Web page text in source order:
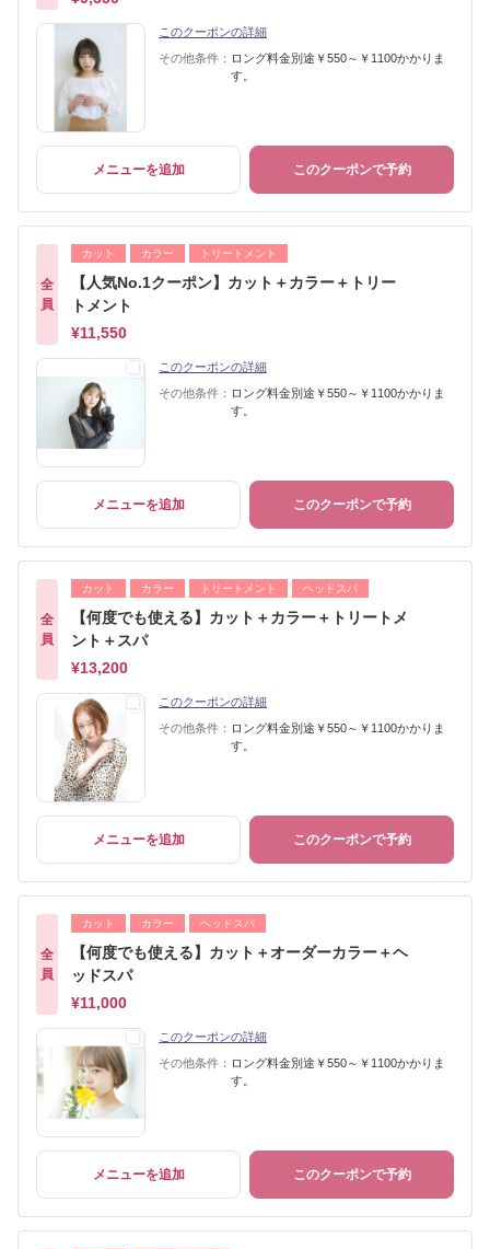
このクーポンの詳細
その他条件： ロング料金別途￥550～￥1100かかりま
す。
メニューを追加 このクーポンで予約
全
員
カット カラー トリートメント
【人気No.1クーポン】カット＋カラー＋トリー
トメント
¥11,550
このクーポンの詳細
その他条件： ロング料金別途￥550～￥1100かかりま
す。
メニューを追加 このクーポンで予約
全
員
カット カラー トリートメント ヘッドスパ
【何度でも使える】カット＋カラー＋トリートメ
ント＋スパ
¥13,200
このクーポンの詳細
その他条件： ロング料金別途￥550～￥1100かかりま
す。
メニューを追加 このクーポンで予約
全
員
カット カラー ヘッドスパ
【何度でも使える】カット＋オーダーカラー＋ヘ
ッドスパ
¥11,000
このクーポンの詳細
その他条件： ロング料金別途￥550～￥1100かかりま
す。
メニューを追加 このクーポンで予約